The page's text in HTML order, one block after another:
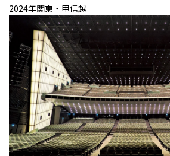
2024年関東・甲信越